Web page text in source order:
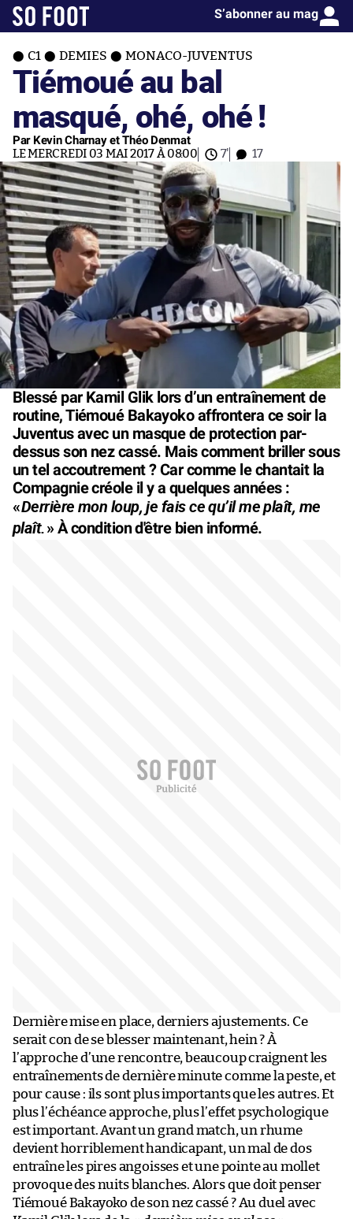
S’abonner au mag
C1 DEMIES MONACO-JUVENTUS
Tiémoué au bal
masqué, ohé, ohé !
Par Kevin Charnay et Théo Denmat
LE MERCREDI 03 MAI 2017 À 08:00 7' 17
Blessé par Kamil Glik lors d’un entraînement de
routine, Tiémoué Bakayoko affrontera ce soir la
Juventus avec un masque de protection par-
dessus son nez cassé. Mais comment briller sous
un tel accoutrement ? Car comme le chantait la
Compagnie créole il y a quelques années :
«Derrière mon loup, je fais ce qu’il me plaît, me
plaît.» À condition d'être bien informé.
Dernière mise en place, derniers ajustements. Ce
serait con de se blesser maintenant, hein ? À
l’approche d’une rencontre, beaucoup craignent les
entraînements de dernière minute comme la peste, et
pour cause : ils sont plus importants que les autres. Et
plus l’échéance approche, plus l’effet psychologique
est important. Avant un grand match, un rhume
devient horriblement handicapant, un mal de dos
entraîne les pires angoisses et une pointe au mollet
provoque des nuits blanches. Alors que doit penser
Tiémoué Bakayoko de son nez cassé ? Au duel avec